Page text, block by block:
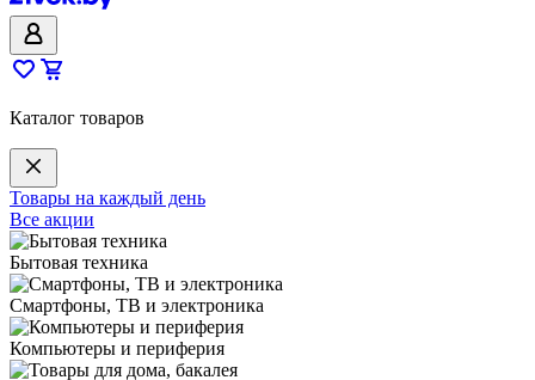
Каталог товаров
Товары на каждый день
Все акции
Бытовая техника
Смартфоны, ТВ и электроника
Компьютеры и периферия